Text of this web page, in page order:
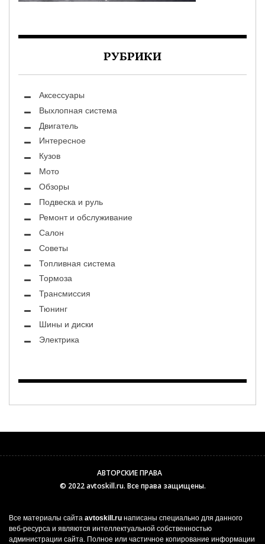
РУБРИКИ
Аксессуары
Выхлопная система
Двигатель
Интересное
Кузов
Мото
Обзоры
Подвеска и руль
Ремонт и обслуживание
Салон
Советы
Топливная система
Тормоза
Трансмиссия
Тюнинг
Шины и диски
Электрика
АВТОРСКИЕ ПРАВА
© 2022avtoskill.ru. Все права защищены.
Все материалы сайта avtoskill.ru написаны специально для данного
веб-ресурса и являются интеллектуальной собственностью
администрации сайта. Полное или частичное копирование информации